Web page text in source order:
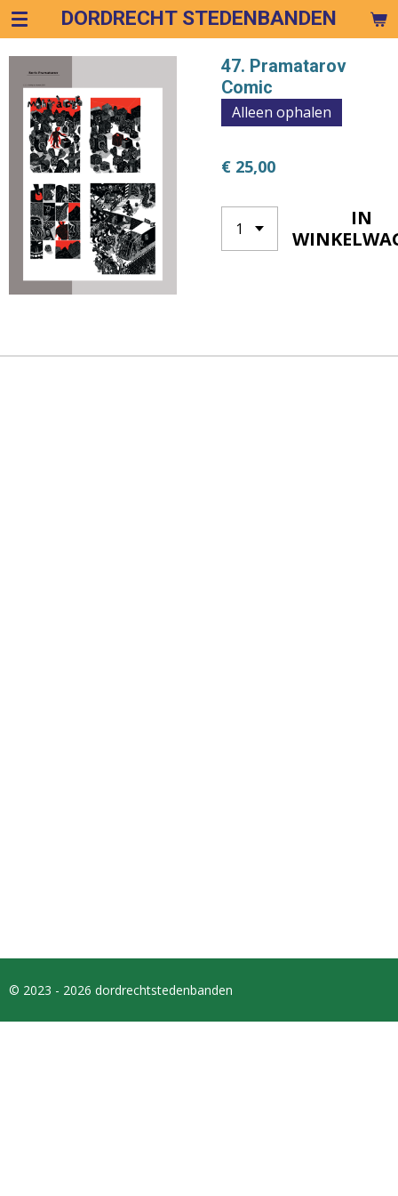
Ga
direct
naar
hoofdinhoud
DORDRECHT STEDENBANDEN
47. Pramatarov
Comic
Alleen ophalen
€ 25,00
IN
© 2023 - 2026 dordrechtstedenbanden